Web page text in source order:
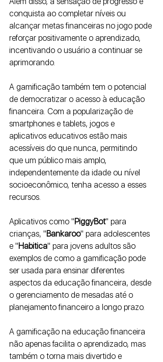
conquista ao completar níveis ou
alcançar metas financeiras no jogo pode
reforçar positivamente o aprendizado,
incentivando o usuário a continuar se
aprimorando.
A gamificação também tem o potencial
de democratizar o acesso à educação
financeira. Com a popularização de
smartphones e tablets, jogos e
aplicativos educativos estão mais
acessíveis do que nunca, permitindo
que um público mais amplo,
independentemente da idade ou nível
socioeconômico, tenha acesso a esses
recursos.
Aplicativos como "PiggyBot" para
crianças, "Bankaroo" para adolescentes
e "Habitica" para jovens adultos são
exemplos de como a gamificação pode
ser usada para ensinar diferentes
aspectos da educação financeira, desde
o gerenciamento de mesadas até o
planejamento financeiro a longo prazo.
A gamificação na educação financeira
não apenas facilita o aprendizado, mas
também o torna mais divertido e